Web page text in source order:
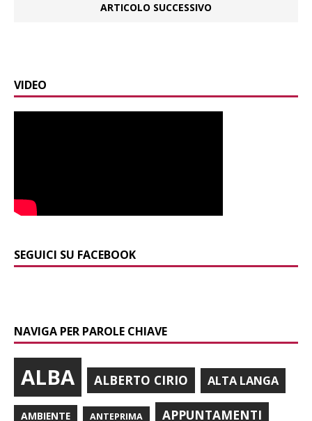
ARTICOLO SUCCESSIVO
VIDEO
SEGUICI SU FACEBOOK
NAVIGA PER PAROLE CHIAVE
ALBA ALBERTO CIRIO ALTA LANGA
AMBIENTE ANTEPRIMA APPUNTAMENTI